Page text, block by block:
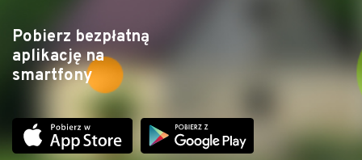
Pobierz bezpłatną
aplikację na
smartfony